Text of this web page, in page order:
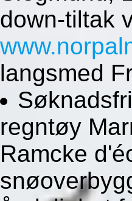
down-tiltak
langsmed
regntøy
Ramcke